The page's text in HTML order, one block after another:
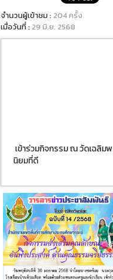
จำนวนผู้เข้าชม : 204 ครั้ง
เมื่อวันที่ : 29 มิ.ย. 2568
เข้าร่วมกิจกรรม ณ วัดเฉลิ
นิยมที่ดี